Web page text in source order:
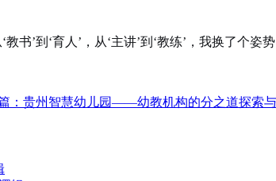
书’到‘育人’，从‘主讲’到‘教练’，我换了个姿
篇：贵州智慧幼儿园——幼教机构的分之道探索